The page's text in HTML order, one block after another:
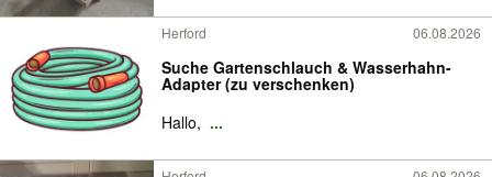
Herford 06.08.2026
Suche Gartenschlauch & Wasserhahn-
Adapter (zu verschenken)
Hallo, ...